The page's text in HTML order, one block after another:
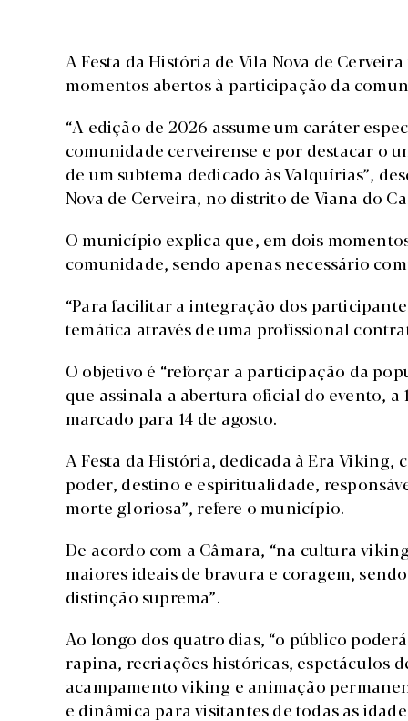
A Festa da História de Vila Nova de
momentos abertos à participação da
“A edição de 2026 assume um caráter
comunidade cerveirense e por destacar o
de um subtema dedicado às Valquírias”,
Nova de Cerveira, no distrito de Viana do
O município explica que, em dois
comunidade, sendo apenas necessário
“Para facilitar a integração dos
temática através de uma profissional
O objetivo é “reforçar a participação da
que assinala a abertura oficial do evento,
marcado para 14 de agosto.
A Festa da História, dedicada à Era Viking,
poder, destino e espiritualidade,
morte gloriosa”, refere o município.
De acordo com a Câmara, “na cultura
maiores ideais de bravura e coragem,
distinção suprema”.
Ao longo dos quatro dias, “o público
rapina, recriações históricas, espetáculos
acampamento viking e animação
e dinâmica para visitantes de todas as